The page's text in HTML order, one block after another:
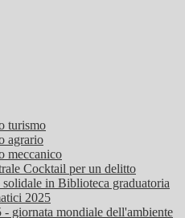
turismo
agrario
meccanico
Cocktail per un delitto
in Biblioteca graduatoria
2025
- giornata mondiale dell'ambiente